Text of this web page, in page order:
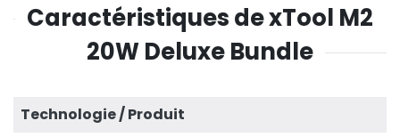
Caractéristiques de xTool M2
20W Deluxe Bundle
Technologie / Produit